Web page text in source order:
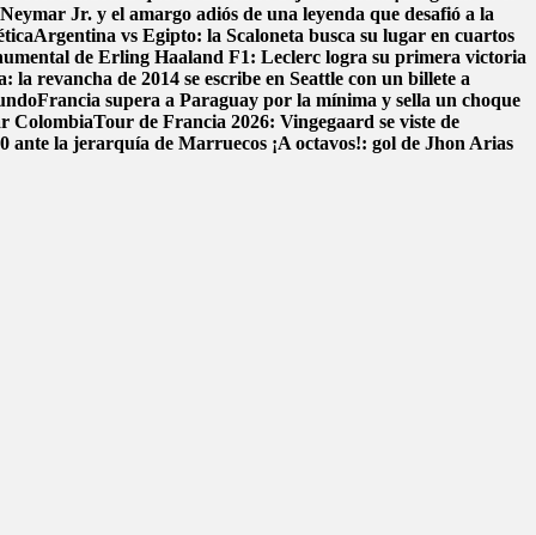
Jr. y el amargo adiós de una leyenda que desafió a la
Argentina vs Egipto: la Scaloneta busca su lugar en cuartos
de Erling Haaland F1: Leclerc logra su primera victoria
la revancha de 2014 se escribe en Seattle con un billete a
Francia supera a Paraguay por la mínima y sella un choque
ColombiaTour de Francia 2026: Vingegaard se viste de
ante la jerarquía de Marruecos ¡A octavos!: gol de Jhon Arias